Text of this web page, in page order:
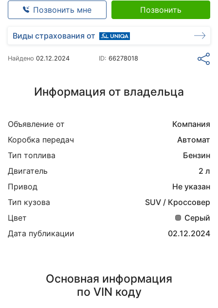
Позвонить мне Позвонить
Виды страхования от
Найдено 02.12.2024 ID:66278018
Информация от владельца
Объявление от
Компания
Коробка передач
Автомат
Тип топлива
Бензин
Двигатель
2 л
Привод
Не указан
Тип кузова
SUV / Кроссовер
Цвет
Серый
Дата публикации
02.12.2024
Основная информация
по VIN коду